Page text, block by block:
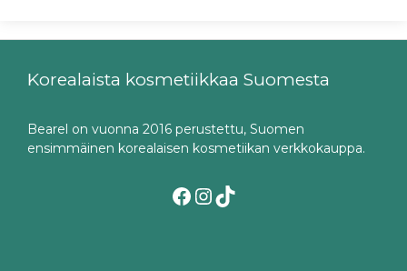
Korealaista kosmetiikkaa Suomesta
Bearel on vuonna 2016 perustettu, Suomen
ensimmäinen korealaisen kosmetiikan verkkokauppa.
Facebook
Instagram
TikTok